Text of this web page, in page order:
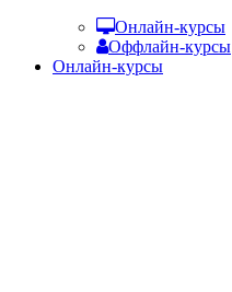
Онлайн-курсы
Оффлайн-курсы
Онлайн-курсы